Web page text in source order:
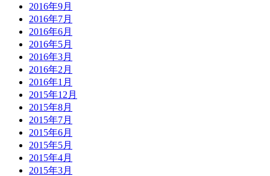
2016年9月
2016年7月
2016年6月
2016年5月
2016年3月
2016年2月
2016年1月
2015年12月
2015年8月
2015年7月
2015年6月
2015年5月
2015年4月
2015年3月